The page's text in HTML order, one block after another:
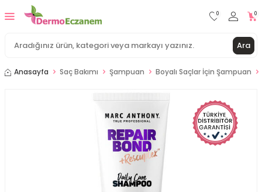
Ara
0 0
Anasayfa Saç Bakımı Şampuan Boyalı Saçlar İçin Şampuan